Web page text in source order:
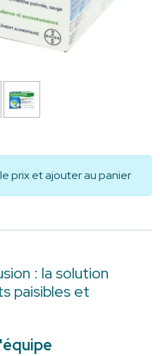
prix et ajouter au panier
: la solution
paisibles et